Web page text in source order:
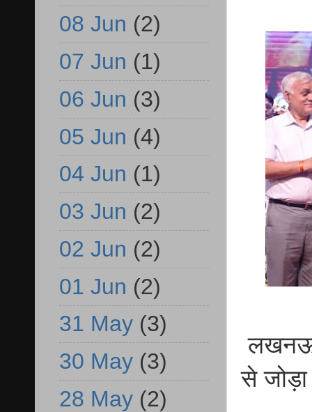
लखनऊ
से
08 Jun (2)
07 Jun (1)
06 Jun (3)
05 Jun (4)
04 Jun (1)
03 Jun (2)
02 Jun (2)
01 Jun (2)
31 May (3)
30 May (3)
28 May (2)